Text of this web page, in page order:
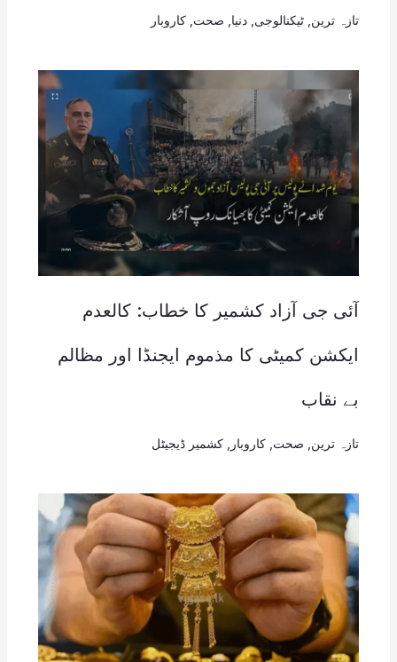
تازہ ترین ٹیکنالوجی دنیا صحت کاروبار
آئی جی آزاد کشمیر کا خطاب: کالعدم
ایکشن کمیٹی کا مذموم ایجنڈا اور مظالم
بے نقاب
تازہ ترین صحت کاروبار کشمیر ڈیجیٹل